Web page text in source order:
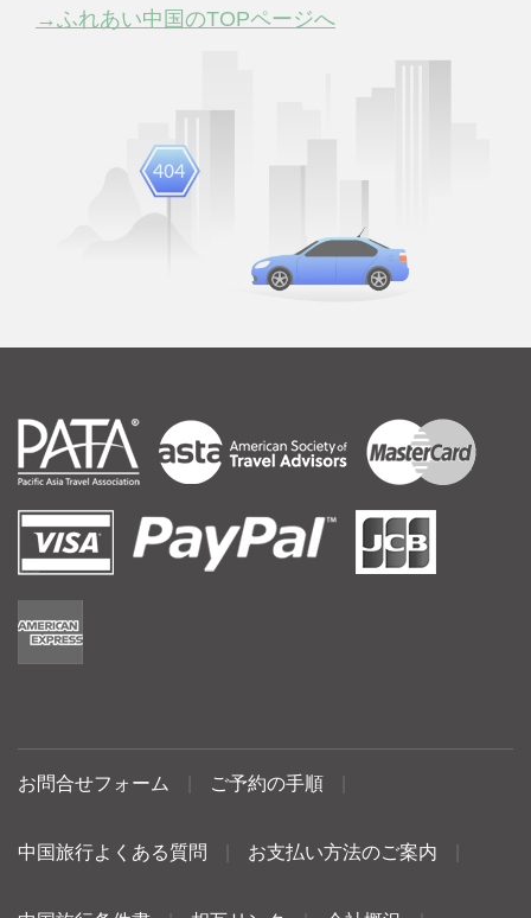
→ふれあい中国のTOPページへ
お問合せフォーム ご予約の手順
中国旅行よくある質問 お支払い方法のご案内